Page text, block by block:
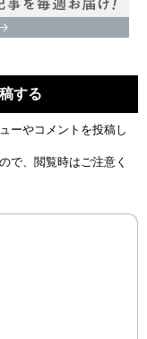
する
ーやコメントを投稿し
で、閲覧時はご注意く